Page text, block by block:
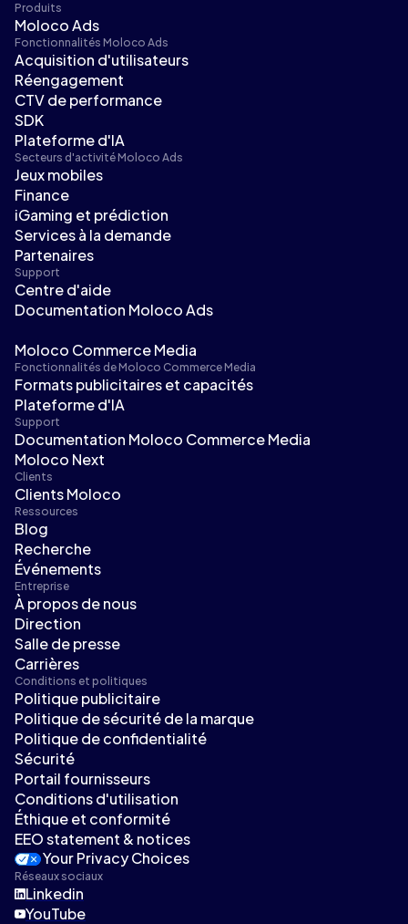
Produits
Moloco Ads
Fonctionnalités Moloco Ads
Acquisition d'utilisateurs
Réengagement
CTV de performance
SDK
Plateforme d'IA
Secteurs d'activité Moloco Ads
Jeux mobiles
Finance
iGaming et prédiction
Services à la demande
Partenaires
Support
Centre d'aide
Documentation Moloco Ads
Moloco Commerce Media
Fonctionnalités de Moloco Commerce Media
Formats publicitaires et capacités
Plateforme d'IA
Support
Documentation Moloco Commerce Media
Moloco Next
Clients
Clients Moloco
Ressources
Blog
Recherche
Événements
Entreprise
À propos de nous
Direction
Salle de presse
Carrières
Conditions et politiques
Politique publicitaire
Politique de sécurité de la marque
Politique de confidentialité
Sécurité
Portail fournisseurs
Conditions d'utilisation
Éthique et conformité
EEO statement & notices
Your Privacy Choices
Réseaux sociaux
Linkedin
YouTube